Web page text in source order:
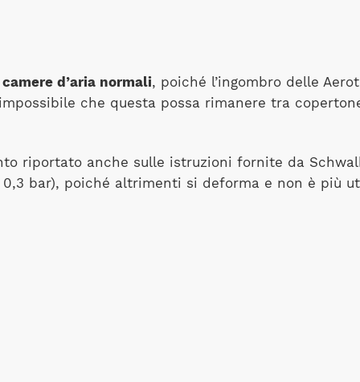
d’aria normali, poiché l’ingombro delle
che questa possa rimanere tra
riportato anche sulle istruzioni fornite da
bar), poiché altrimenti si deforma e non è più